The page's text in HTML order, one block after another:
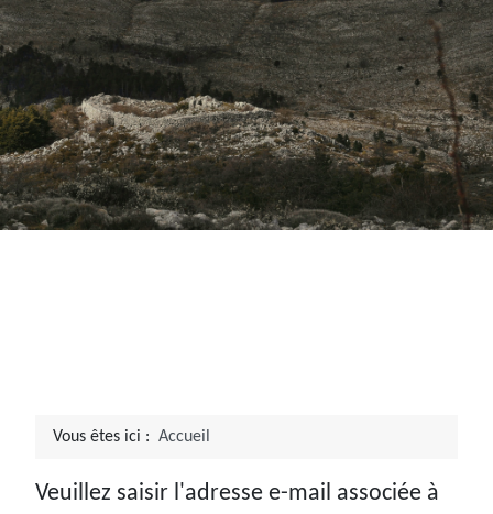
Vous êtes ici : Accueil
Veuillez saisir l'adresse e-mail associée à